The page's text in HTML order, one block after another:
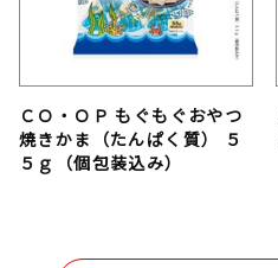
ＣＯ・ＯＰ もぐもぐおやつ
焼きかま（たんぱく質） ５
５ｇ（個包装込み）